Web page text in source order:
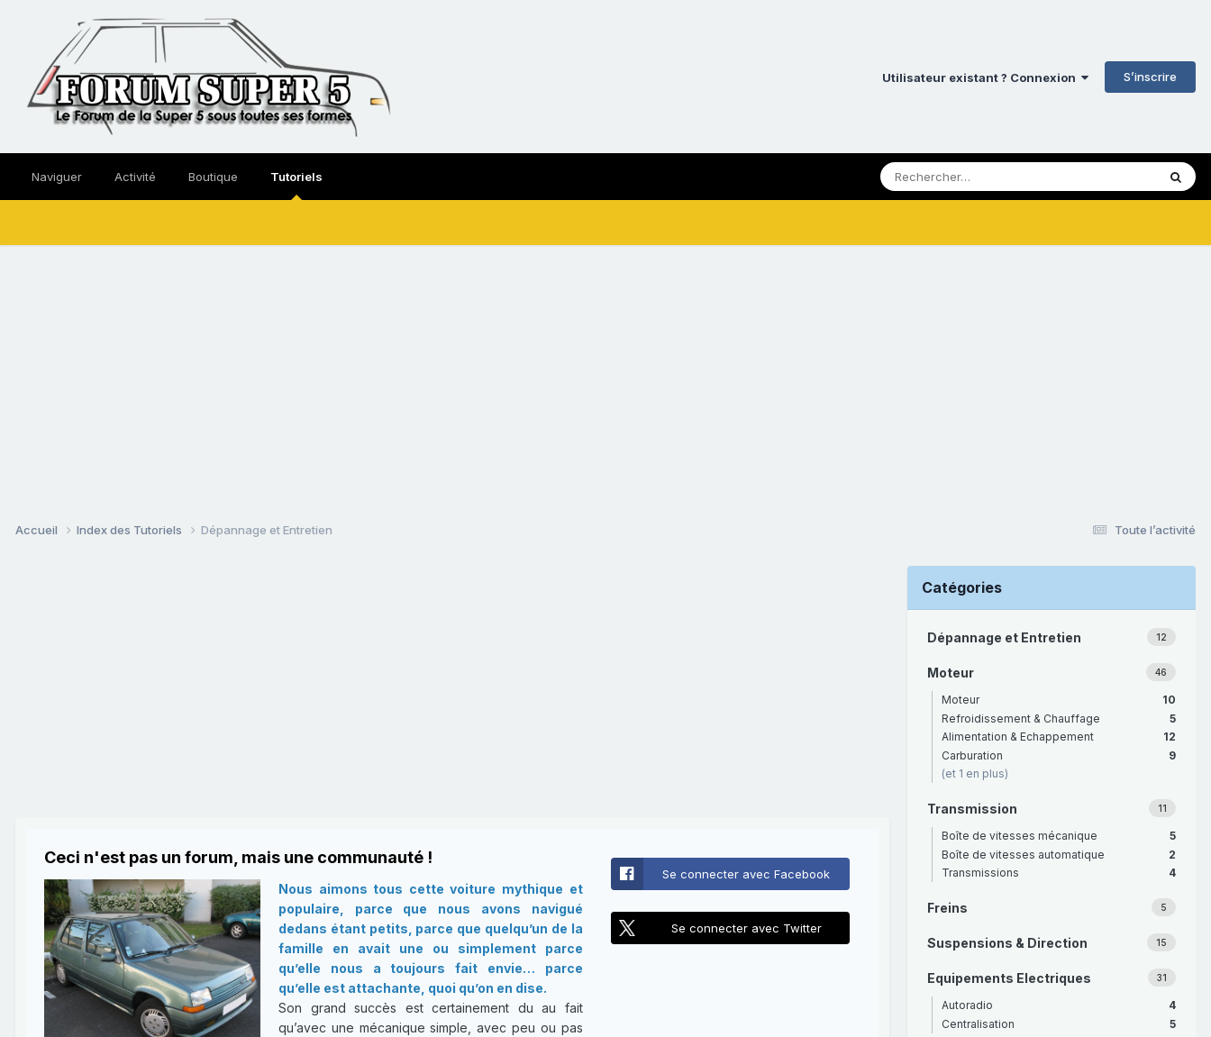
Utilisateur existant ? Connexion S’inscrire
Naviguer Activité Boutique Tutoriels
Toute l’activité
Accueil Index des Tutoriels Dépannage et Entretien
Ceci n'est pas un forum, mais une communauté !
Nous aimons tous cette voiture mythique et
populaire, parce que nous avons navigué
dedans étant petits, parce que quelqu’un de la
famille en avait une ou simplement parce
qu’elle nous a toujours fait envie… parce
qu’elle est attachante, quoi qu’on en dise.
Son grand succès est certainement du au fait
qu’avec une mécanique simple, avec peu ou pas
Se connecter avec Facebook
Se connecter avec Twitter
Catégories
12
Dépannage et Entretien
46
Moteur
10
Moteur
5
Refroidissement & Chauffage
12
Alimentation & Echappement
9
Carburation
(et 1 en plus)
11
Transmission
5
Boîte de vitesses mécanique
2
Boîte de vitesses automatique
4
Transmissions
5
Freins
15
Suspensions & Direction
31
Equipements Electriques
4
Autoradio
5
Centralisation